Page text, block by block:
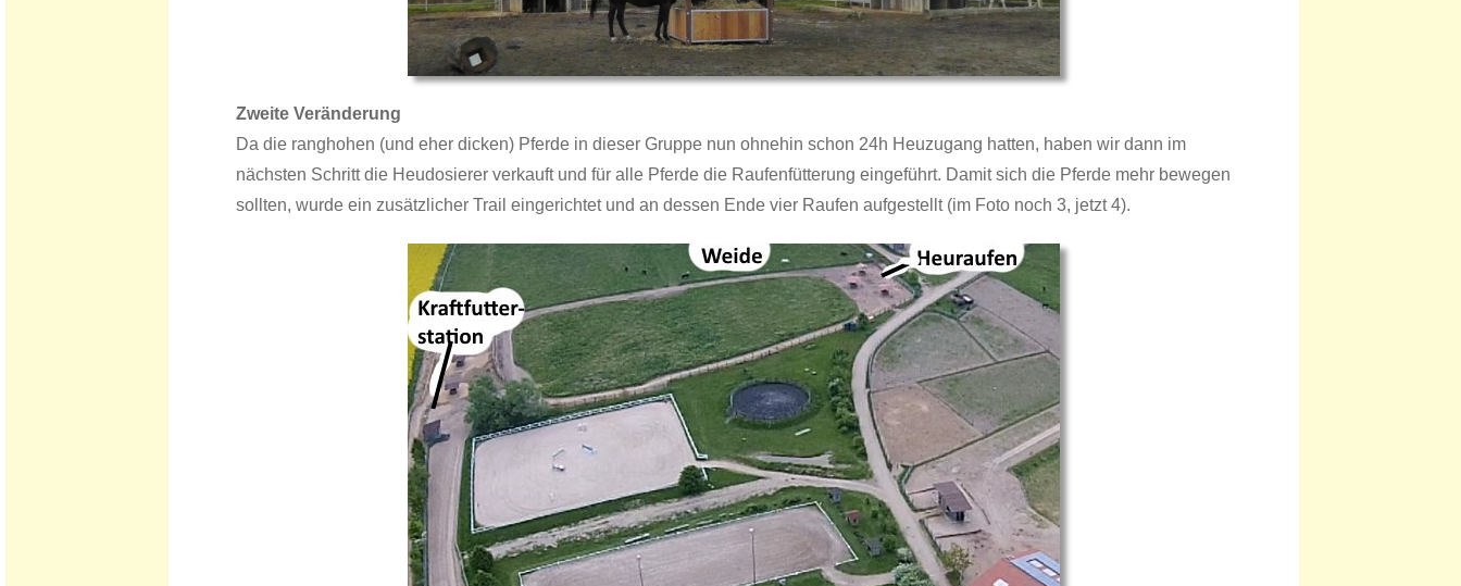
Zweite Veränderung
Da die ranghohen (und eher dicken) Pferde in dieser Gruppe nun ohnehin schon 24h Heuzugang hatten, haben wir dann im
nächsten Schritt die Heudosierer verkauft und für alle Pferde die Raufenfütterung eingeführt. Damit sich die Pferde mehr bewegen
sollten, wurde ein zusätzlicher Trail eingerichtet und an dessen Ende vier Raufen aufgestellt (im Foto noch 3, jetzt 4).